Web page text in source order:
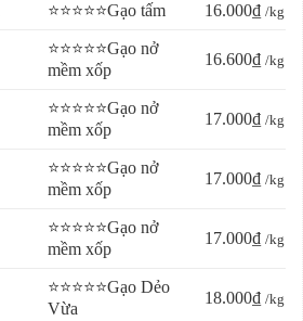
⭐⭐⭐⭐⭐Gạo tấm 16.000₫ /kg
⭐⭐⭐⭐⭐Gạo nở
mềm xốp
16.600₫ /kg
⭐⭐⭐⭐⭐Gạo nở
mềm xốp
17.000₫ /kg
⭐⭐⭐⭐⭐Gạo nở
mềm xốp
17.000₫ /kg
⭐⭐⭐⭐⭐Gạo nở
mềm xốp
17.000₫ /kg
⭐⭐⭐⭐⭐Gạo Dẻo
Vừa
18.000₫ /kg